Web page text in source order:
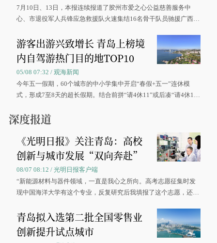
7月10日、13日，本报连续报道了胶州市爱之心公益慈善服务中
心、市退役军人兵锋应急救援队火速集结16名骨干队员驰援广西灾
游客出游兴致增长 青岛上榜境
内自驾游热门目的地TOP10
05/08 07:32 / 观海新闻
今年五一假期，60个城市的中小学集中开启“春假+五一”连休模
式，形成7至8天的超长假期。结合前拼“请4休11”或后凑“请4休1
深度报道
《光明日报》关注青岛：高校
创新与城市发展“双向奔赴”
08/07 08:12 / 光明日报客户端
“新能源材料与器件领域，一直是我心之所向。高考志愿征集时发
现中国海洋大学有这个专业，反复研究后我填报了这个志愿，还真
大学材料科学与工程学院材料类专业的录取通知书。
青岛拟入选第二批全国零售业
创新提升试点城市